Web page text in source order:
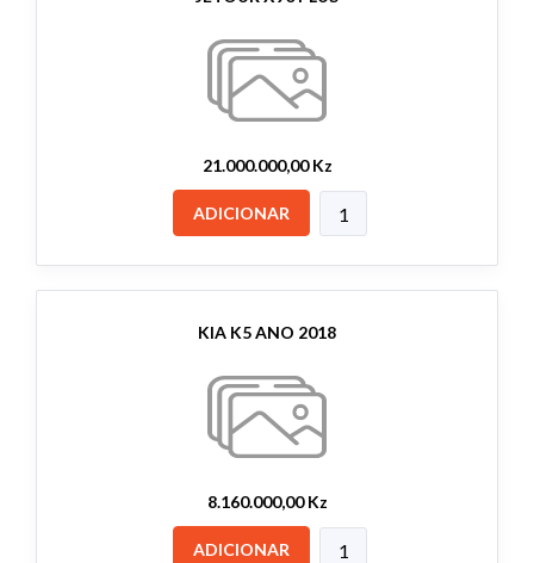
21.000.000,00 Kz
ADICIONAR
KIA K5 ANO 2018
8.160.000,00 Kz
ADICIONAR